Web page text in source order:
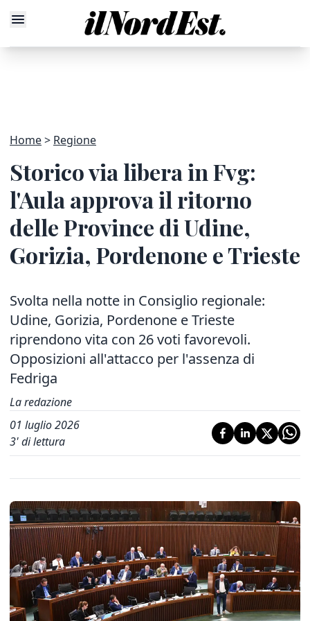
Home Regione
Storico via libera in Fvg:
l'Aula approva il ritorno
delle Province di Udine,
Gorizia, Pordenone e Trieste
Svolta nella notte in Consiglio regionale:
Udine, Gorizia, Pordenone e Trieste
riprendono vita con 26 voti favorevoli.
Opposizioni all'attacco per l'assenza di
Fedriga
La redazione
01 luglio 2026
3' di lettura